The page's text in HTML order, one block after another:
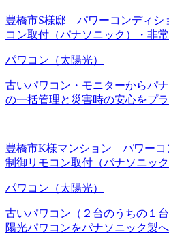
豊橋市S様邸 パワーコンディシ
コン取付（パナソニック）・非
パワコン（太陽光）
古いパワコン・モニターからパ
の一括管理と災害時の安心をプ
豊橋市K様マンション パワーコ
制御リモコン取付（パナソニック
パワコン（太陽光）
古いパワコン（２台のうちの１
陽光パワコンをパナソニック製